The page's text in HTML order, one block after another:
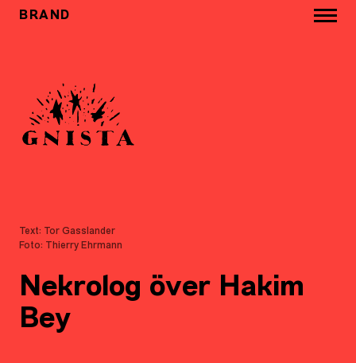
BRAND
Text: Tor Gasslander
Foto: Thierry Ehrmann
Nekrolog över Hakim
Bey